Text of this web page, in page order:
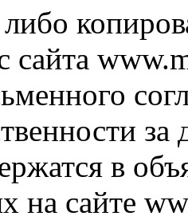
либо
сайта
в
на сайте